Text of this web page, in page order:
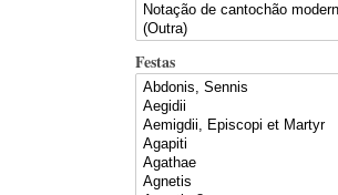
Festas